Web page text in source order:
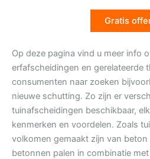
Gratis
Op deze pagina vind u meer info
erfafscheidingen en gerelateerde
consumenten naar zoeken
nieuwe schutting. Zo zijn er
tuinafscheidingen beschikbaar,
kenmerken en voordelen. Zoals
volkomen gemaakt zijn van
betonnen palen in combinatie